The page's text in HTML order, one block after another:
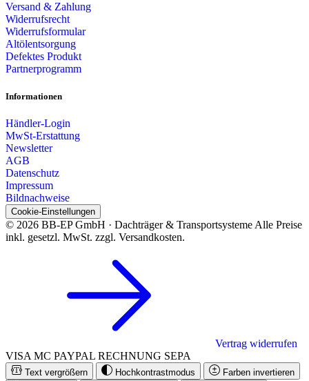
Versand & Zahlung
Widerrufsrecht
Widerrufsformular
Altölentsorgung
Defektes Produkt
Partnerprogramm
Informationen
Händler-Login
MwSt-Erstattung
Newsletter
AGB
Datenschutz
Impressum
Bildnachweise
Cookie-Einstellungen
© 2026 BB-EP GmbH · Dachträger & Transportsysteme Alle Preise
inkl. gesetzl. MwSt. zzgl. Versandkosten.
Vertrag widerrufen
VISA MC PAYPAL RECHNUNG SEPA
Text vergrößern Hochkontrastmodus
Farben invertieren